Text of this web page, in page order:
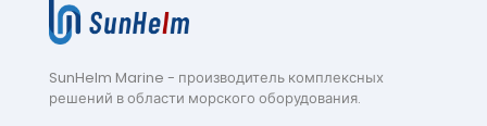
SunHelm Marine - производитель комплексных
решений в области морского оборудования.